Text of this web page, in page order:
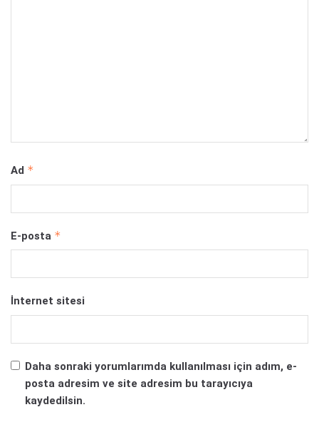
Ad *
E-posta *
İnternet sitesi
Daha sonraki yorumlarımda kullanılması için adım, e-
posta adresim ve site adresim bu tarayıcıya
kaydedilsin.